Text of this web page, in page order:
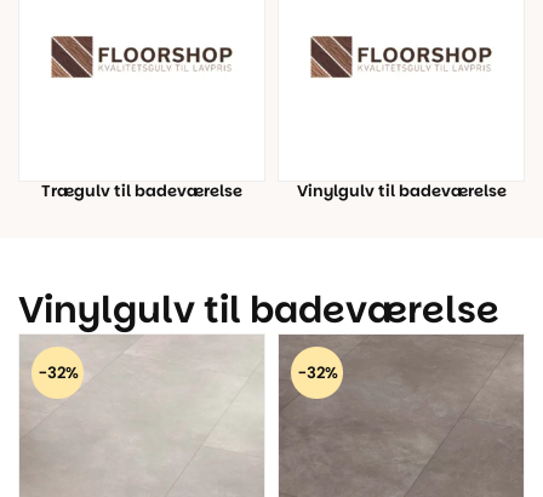
Trægulv til badeværelse Vinylgulv til badeværelse
Vinylgulv til badeværelse
-32% -32%